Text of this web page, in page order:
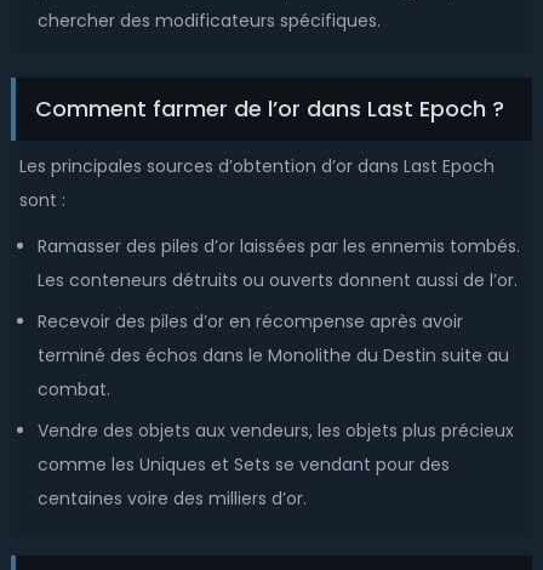
chercher des modificateurs spécifiques.
Comment farmer de l’or dans Last Epoch ?
Les principales sources d’obtention d’or dans Last Epoch
sont :
Ramasser des piles d’or laissées par les ennemis tombés.
Les conteneurs détruits ou ouverts donnent aussi de l’or.
Recevoir des piles d’or en récompense après avoir
terminé des échos dans le Monolithe du Destin suite au
combat.
Vendre des objets aux vendeurs, les objets plus précieux
comme les Uniques et Sets se vendant pour des
centaines voire des milliers d’or.